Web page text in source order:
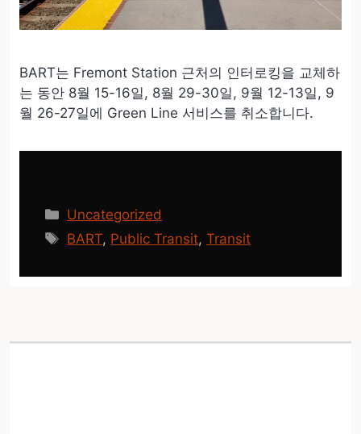
BART는 Fremont Station 근처의 인터로킹을 교체하
는 동안 8월 15-16일, 8월 29-30일, 9월 12-13일, 9
월 26-27일에 Green Line 서비스를 취소합니다.
카
테
Uncategorized
태
BART, Public Transit,Transit